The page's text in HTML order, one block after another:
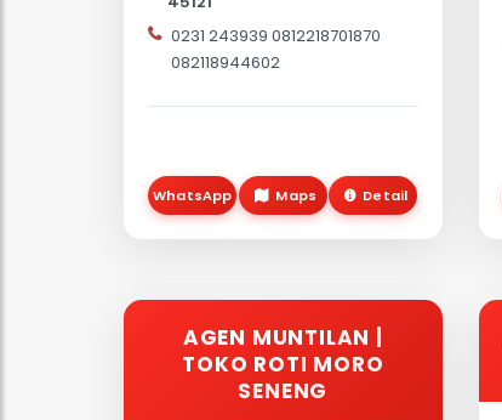
0231 243939 0812218701870
082118944602
WhatsApp Maps Detail
AGEN MUNTILAN |
TOKO ROTI MORO
SENENG